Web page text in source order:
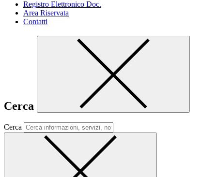
Registro Elettronico Doc.
Area Riservata
Contatti
Cerca
Cerca